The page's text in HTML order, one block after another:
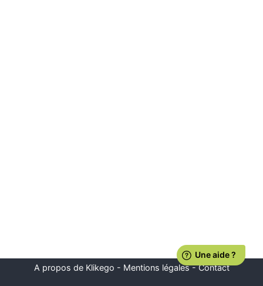
A propos de Klikego - Mentions légales-Contact